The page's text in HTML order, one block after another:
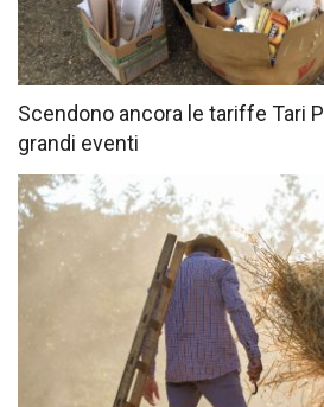
Scendono ancora le tariffe Tari
grandi eventi